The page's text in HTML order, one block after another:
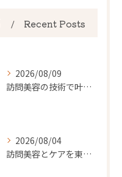
Recent Posts
2026/08/09
訪問美容の技術で叶える快適な暮らし千葉県香取郡神崎町の最新事情
2026/08/04
訪問美容とケアを東京都で安心して利用するための実践ガイド